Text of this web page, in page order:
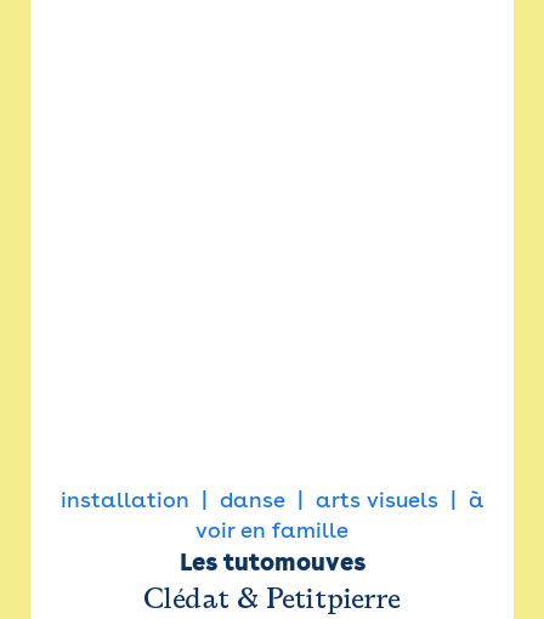
installation danse arts visuels
à
voir en famille
Les tutomouves
Clédat & Petitpierre